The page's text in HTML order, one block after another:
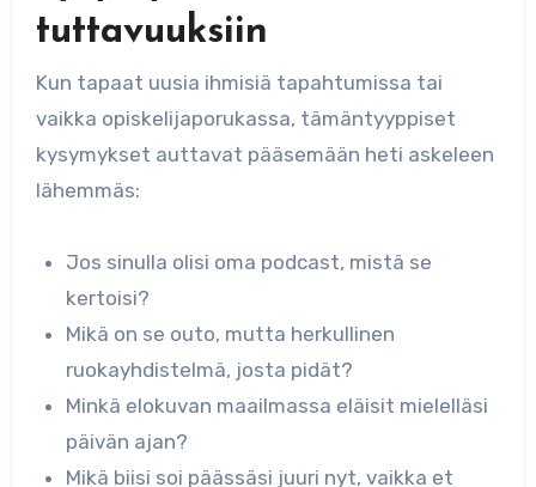
tuttavuuksiin
Kun tapaat uusia ihmisiä tapahtumissa tai
vaikka opiskelijaporukassa, tämäntyyppiset
kysymykset auttavat pääsemään heti askeleen
lähemmäs:
Jos sinulla olisi oma podcast, mistä se
kertoisi?
Mikä on se outo, mutta herkullinen
ruokayhdistelmä, josta pidät?
Minkä elokuvan maailmassa eläisit mielelläsi
päivän ajan?
Mikä biisi soi päässäsi juuri nyt, vaikka et